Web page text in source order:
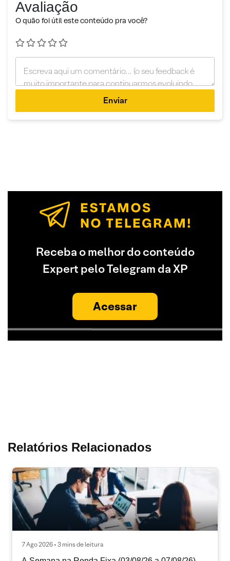
Avaliação
O quão foi útil este conteúdo pra você?
Enviar
Receba o melhor do conteúdo
Expert pelo Telegram da XP
Acessar
Relatórios Relacionados
7 Ago 2026 • 3 mins de leitura